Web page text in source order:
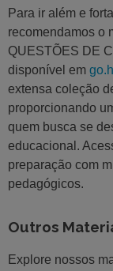
Para ir além e
recomendamos o
QUESTÕES DE
disponível em
extensa coleção
proporcionando
quem busca se
educacional.
preparação com
pedagógicos.
Outros
Explore nossos